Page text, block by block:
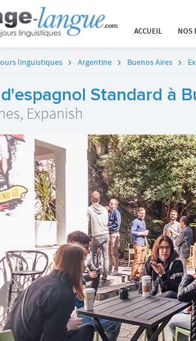
ACCUEIL NOS
linguistiques Argentine Buenos Aires
Standard à
Expanish